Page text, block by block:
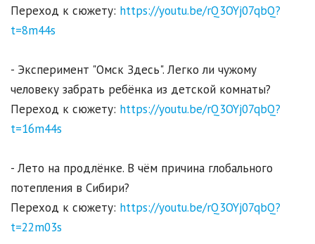
Переход к сюжету: https://youtu.be/rQ3OYj07qbQ?
t=8m44s
- Эксперимент "Омск Здесь". Легко ли чужому
человеку забрать ребёнка из детской комнаты?
Переход к сюжету: https://youtu.be/rQ3OYj07qbQ?
t=16m44s
- Лето на продлёнке. В чём причина глобального
потепления в Сибири?
Переход к сюжету: https://youtu.be/rQ3OYj07qbQ?
t=22m03s